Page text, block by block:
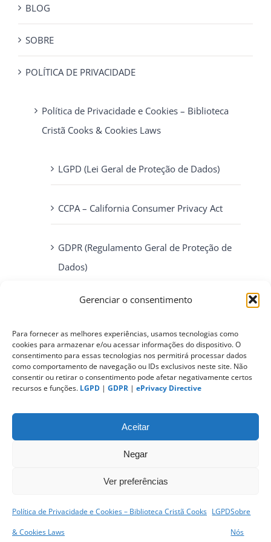
Gerenciar o consentimento
Para fornecer as melhores experiências, usamos tecnologias como
cookies para armazenar e/ou acessar informações do dispositivo. O
consentimento para essas tecnologias nos permitirá processar dados
como comportamento de navegação ou IDs exclusivos neste site. Não
consentir ou retirar o consentimento pode afetar negativamente certos
recursos e funções. LGPD | GDPR | ePrivacy Directive
Aceitar
Negar
Ver preferências
Política de Privacidade e Cookies – Biblioteca Cristã Cooks
& Cookies Laws
LGPDSobre
Nós
BLOG
SOBRE
POLÍTICA DE PRIVACIDADE
Política de Privacidade e Cookies – Biblioteca
Cristã Cooks & Cookies Laws
LGPD (Lei Geral de Proteção de Dados)
CCPA – California Consumer Privacy Act
GDPR (Regulamento Geral de Proteção de
Dados)
ePrivacy Directive (Diretiva ePrivacidade)
PIPEDA (Personal Information Protection
and Electronic Documents Act)